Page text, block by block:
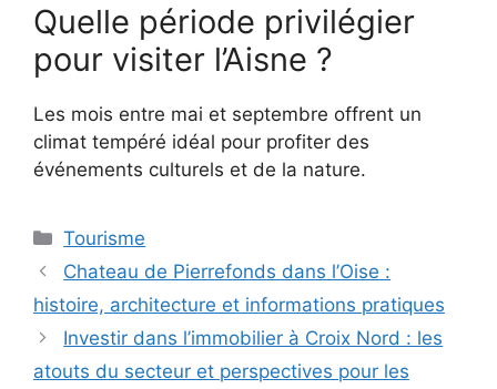
Quelle période privilégier
pour visiter l’Aisne ?
Les mois entre mai et septembre offrent un
climat tempéré idéal pour profiter des
événements culturels et de la nature.
Catégories
Tourisme
Chateau de Pierrefonds dans l’Oise :
histoire, architecture et informations pratiques
Investir dans l’immobilier à Croix Nord : les
atouts du secteur et perspectives pour les